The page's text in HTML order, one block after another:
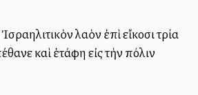
λαὸν ἐπὶ εἴκοσι τρία
καὶ ἐτάφη εἰς τὴν πόλιν